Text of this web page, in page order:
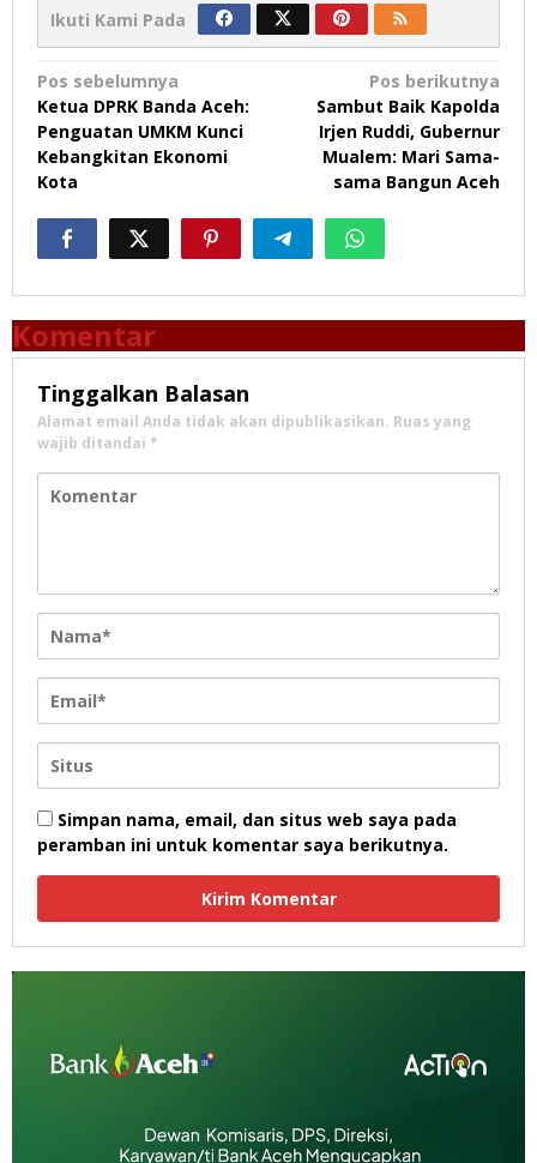
Ikuti Kami Pada
Navigasi
pos
Pos sebelumnya
Ketua DPRK Banda Aceh:
Penguatan UMKM Kunci
Kebangkitan Ekonomi
Kota
Pos berikutnya
Sambut Baik Kapolda
Irjen Ruddi, Gubernur
Mualem: Mari Sama-
sama Bangun Aceh
Komentar
Tinggalkan Balasan
Alamat email Anda tidak akan dipublikasikan. Ruas yang
wajib ditandai *
Simpan nama, email, dan situs web saya pada
peramban ini untuk komentar saya berikutnya.